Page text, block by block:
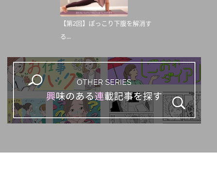
【第2回】ぽっこり下腹を解消す
る...